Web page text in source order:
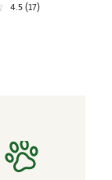
4.5 (17)